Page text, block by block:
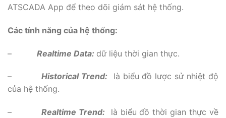
ATSCADA App để theo dõi giám sát hệ thống.
Các tính năng của hệ thống:
– Realtime Data: dữ liệu thời gian thực.
– Historical Trend:
là biểu đồ lược sử nhiệt độ
của hệ thống.
– Realtime Trend:
là biểu đồ thời gian thực về